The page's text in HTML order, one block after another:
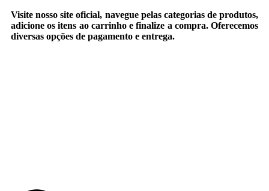
Visite nosso site oficial, navegue pelas categorias de produtos,
adicione os itens ao carrinho e finalize a compra. Oferecemos
diversas opções de pagamento e entrega.